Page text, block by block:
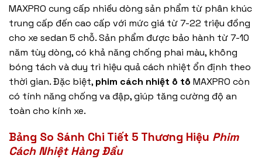
MAXPRO cung cấp nhiều dòng sản phẩm từ phân khúc
trung cấp đến cao cấp với mức giá từ 7-22 triệu đồng
cho xe sedan 5 chỗ. Sản phẩm được bảo hành từ 7-10
năm tùy dòng, có khả năng chống phai màu, không
bóng tách và duy trì hiệu quả cách nhiệt ổn định theo
thời gian. Đặc biệt, phim cách nhiệt ô tô MAXPRO còn
có tính năng chống va đập, giúp tăng cường độ an
toàn cho kính xe.
Bảng So Sánh Chi Tiết 5 Thương Hiệu Phim
Cách Nhiệt Hàng Đầu